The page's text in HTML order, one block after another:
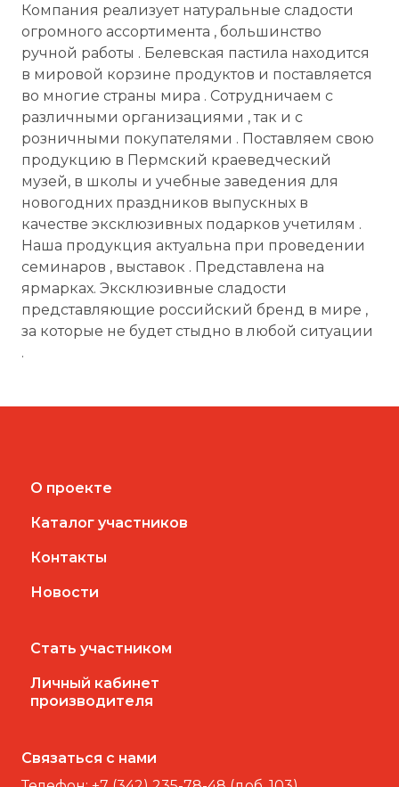
Компания реализует натуральные сладости
огромного ассортимента , большинство
ручной работы . Белевская пастила находится
в мировой корзине продуктов и поставляется
во многие страны мира . Сотрудничаем с
различными организациями , так и с
розничными покупателями . Поставляем свою
продукцию в Пермский краеведческий
музей, в школы и учебные заведения для
новогодних праздников выпускных в
качестве эксклюзивных подарков учетилям .
Наша продукция актуальна при проведении
семинаров , выставок . Представлена на
ярмарках. Эксклюзивные сладости
представляющие российский бренд в мире ,
за которые не будет стыдно в любой ситуации
.
О проекте
Каталог участников
Контакты
Новости
Стать участником
Личный кабинет
производителя
Связаться с нами